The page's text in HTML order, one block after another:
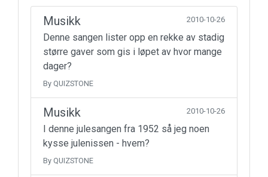
Musikk 2010-10-26
Denne sangen lister opp en rekke av stadig
større gaver som gis i løpet av hvor mange
dager?
By QUIZSTONE
Musikk 2010-10-26
I denne julesangen fra 1952 så jeg noen
kysse julenissen - hvem?
By QUIZSTONE